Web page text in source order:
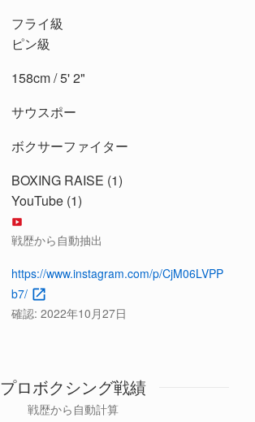
フライ級
ピン級
158cm / 5' 2"
サウスポー
ボクサーファイター
BOXING RAISE (1)
YouTube (1)
戦歴から自動抽出
https://www.instagram.com/p/CjM06LVPP
b7/
確認: 2022年10月27日
プロボクシング戦績
戦歴から自動計算